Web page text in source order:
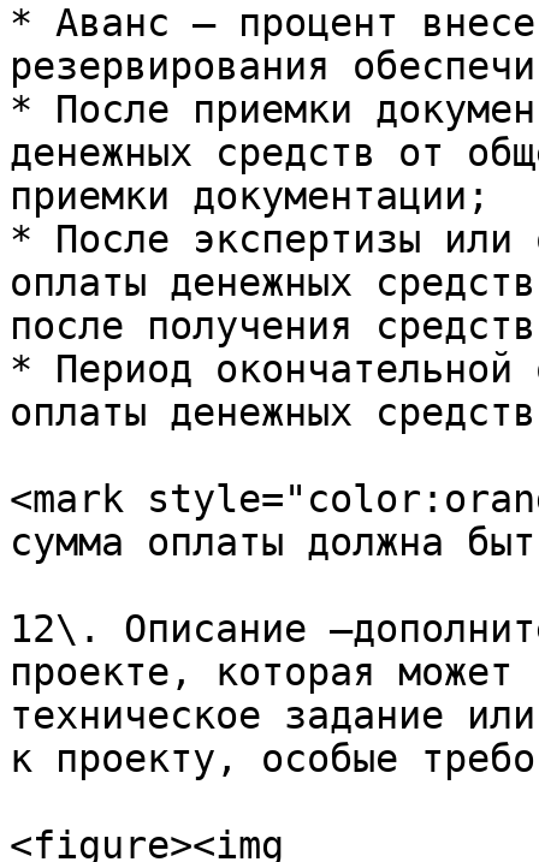
* Аванс – процент
резервирования
* После приемки
денежных средств от
приемки документации;
* После экспертизы или
оплаты денежных
после получения
* Период окончательной
оплаты денежных
<mark
сумма оплаты должна
12\. Описание
проекте, которая может
техническое задание
к проекту, особые
<figure><img